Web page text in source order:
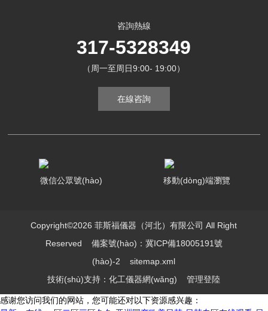
咨詢熱線
317-5328349
（周一至周日9:00- 19:00）
在線咨詢
微信公眾號(hào) 移動(dòng)端瀏覽
Copyright©2026 菲斯福儀器（河北）有限公司 All Right
Reserved 備案號(hào)：冀ICP備18005191號
(hào)-2
sitemap.xml
技術(shù)支持：化工儀器網(wǎng) 管理登陸
感谢您访问我们的网站，您可能还对以下资源感兴趣：